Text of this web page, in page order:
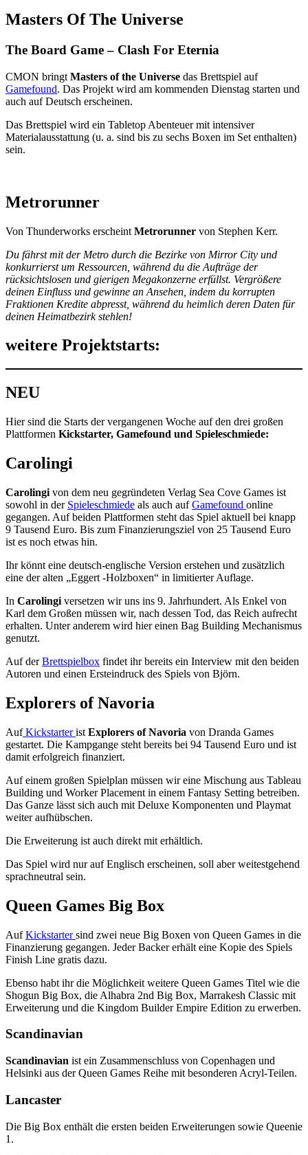
Masters Of The Universe
The Board Game – Clash For Eternia
CMON bringt Masters of the Universe das Brettspiel auf
Gamefound. Das Projekt wird am kommenden Dienstag starten und
auch auf Deutsch erscheinen.
Das Brettspiel wird ein Tabletop Abenteuer mit intensiver
Materialausstattung (u. a. sind bis zu sechs Boxen im Set enthalten)
sein.
Metrorunner
Von Thunderworks erscheint Metrorunner von Stephen Kerr.
Du fährst mit der Metro durch die Bezirke von Mirror City und
konkurrierst um Ressourcen, während du die Aufträge der
rücksichtslosen und gierigen Megakonzerne erfüllst. Vergrößere
deinen Einfluss und gewinne an Ansehen, indem du korrupten
Fraktionen Kredite abpresst, während du heimlich deren Daten für
deinen Heimatbezirk stehlen!
weitere Projektstarts:
NEU
Hier sind die Starts der vergangenen Woche auf den drei großen
Plattformen Kickstarter, Gamefound und Spieleschmiede:
Carolingi
Carolingi von dem neu gegründeten Verlag Sea Cove Games ist
sowohl in der Spieleschmiede als auch aufGamefound online
gegangen. Auf beiden Plattformen steht das Spiel aktuell bei knapp
9 Tausend Euro. Bis zum Finanzierungsziel von 25 Tausend Euro
ist es noch etwas hin.
Ihr könnt eine deutsch-englische Version erstehen und zusätzlich
eine der alten „Eggert -Holzboxen“ in limitierter Auflage.
In Carolingi versetzen wir uns ins 9. Jahrhundert. Als Enkel von
Karl dem Großen müssen wir, nach dessen Tod, das Reich aufrecht
erhalten. Unter anderem wird hier einen Bag Building Mechanismus
genutzt.
Auf derBrettspielbox findet ihr bereits ein Interview mit den beiden
Autoren und einen Ersteindruck des Spiels von Björn.
Explorers of Navoria
AufKickstarterist Explorers of Navoria von Dranda Games
gestartet. Die Kampgange steht bereits bei 94 Tausend Euro und ist
damit erfolgreich finanziert.
Auf einem großen Spielplan müssen wir eine Mischung aus Tableau
Building und Worker Placement in einem Fantasy Setting betreiben.
Das Ganze lässt sich auch mit Deluxe Komponenten und Playmat
weiter aufhübschen.
Die Erweiterung ist auch direkt mit erhältlich.
Das Spiel wird nur auf Englisch erscheinen, soll aber weitestgehend
sprachneutral sein.
Queen Games Big Box
AufKickstartersind zwei neue Big Boxen von Queen Games in die
Finanzierung gegangen. Jeder Backer erhält eine Kopie des Spiels
Finish Line gratis dazu.
Ebenso habt ihr die Möglichkeit weitere Queen Games Titel wie die
Shogun Big Box, die Alhabra 2nd Big Box, Marrakesh Classic mit
Erweiterung und die Kingdom Builder Empire Edition zu erwerben.
Scandinavian
Scandinavian ist ein Zusammenschluss von Copenhagen und
Helsinki aus der Queen Games Reihe mit besonderen Acryl-Teilen.
Lancaster
Die Big Box enthält die ersten beiden Erweiterungen sowie Queenie
1.